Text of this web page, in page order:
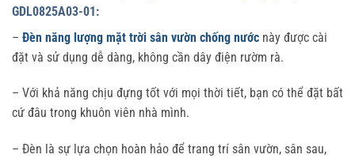
GDL0825A03-01:
– Đèn năng lượng mặt trời sân vườn chống nước này được cài
đặt và sử dụng dễ dàng, không cần dây điện rườm rà.
– Với khả năng chịu đựng tốt với mọi thời tiết, bạn có thể đặt bất
cứ đâu trong khuôn viên nhà mình.
– Đèn là sự lựa chọn hoàn hảo để trang trí sân vườn, sân sau,